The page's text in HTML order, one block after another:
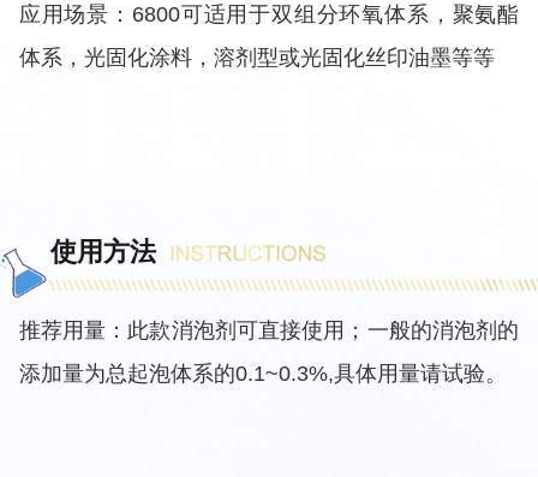
应用场景：6800可适用于双组分环氧体系，聚氨酯
体系，光固化涂料，溶剂型或光固化丝印油墨等等
使用方法
推荐用量：此款消泡剂可直接使用；一般的消泡剂的
添加量为总起泡体系的0.1~0.3%,具体用量请试验。